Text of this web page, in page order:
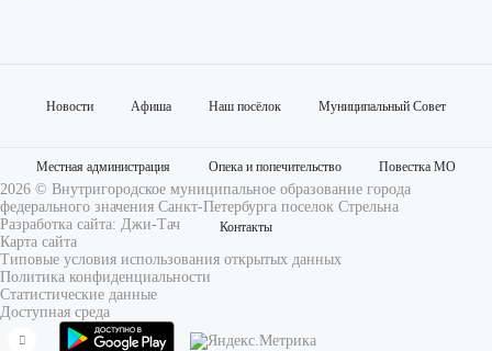
Новости Афиша Наш посёлок Муниципальный Совет
Местная администрация Опека и попечительство Повестка МО
Контакты
2026 © Внутригородское муниципальное образование города
федерального значения Санкт-Петербурга поселок Стрельна
Разработка сайта: Джи-Тач
Карта сайта
Типовые условия использования открытых данных
Политика конфиденциальности
Статистические данные
Доступная среда